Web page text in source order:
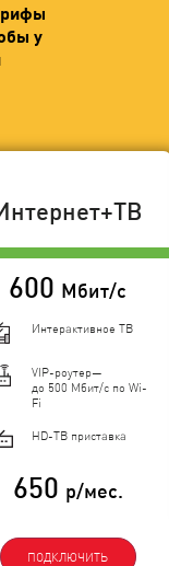
у
600 Мбит/с
Интерактивное ТВ
VIP-роутер—
до 500 Мбит/с по Wi-
Fi
HD-ТВ приставка
650 р/мес.
ПОДКЛЮЧИТЬ